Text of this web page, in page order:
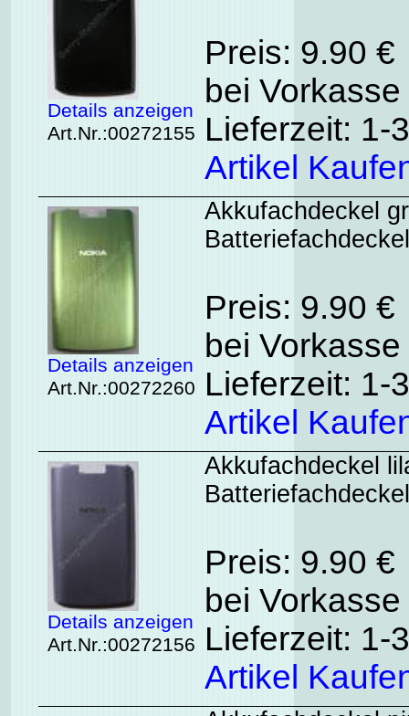
Details anzeigen
Art.Nr.:00272155
Preis: 9.90
bei
Lieferzeit: 1-
Artikel
Details anzeigen
Art.Nr.:00272260
Akkufachdeckel
Preis: 9.90
bei
Lieferzeit: 1-
Artikel
Details anzeigen
Art.Nr.:00272156
Akkufachdeckel
Preis: 9.90
bei
Lieferzeit: 1-
Artikel